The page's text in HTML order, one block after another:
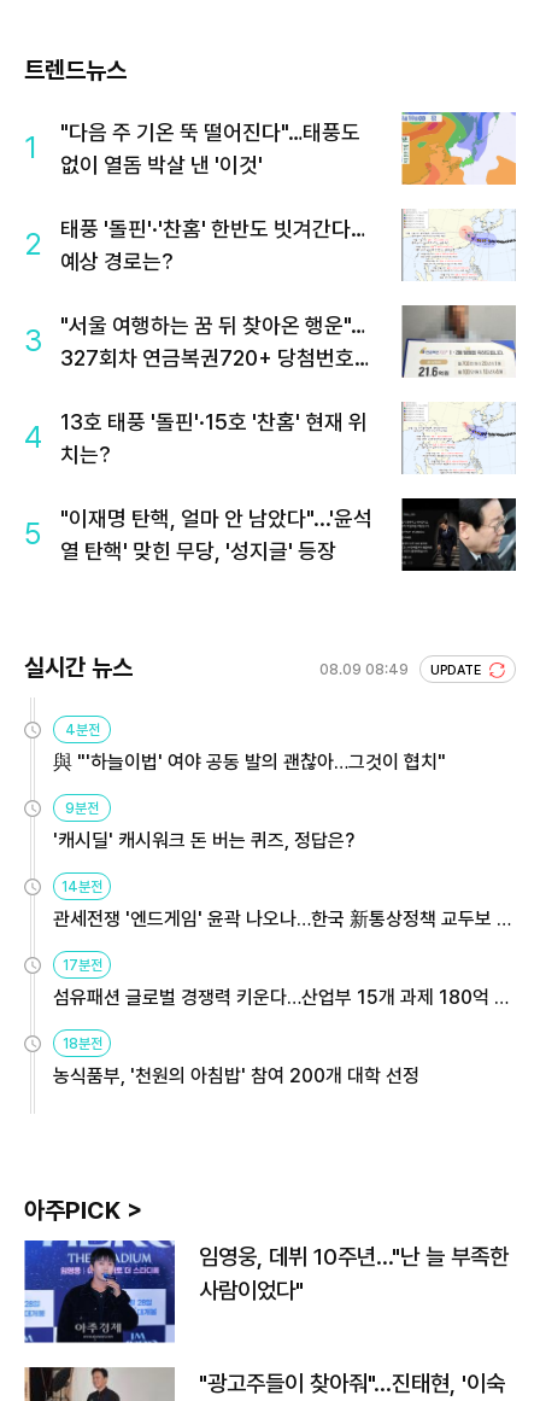
트렌드뉴스
1
"다음 주 기온 뚝 떨어진다"…태풍도
없이 열돔 박살 낸 '이것'
2
태풍 '돌핀'·'찬홈' 한반도 빗겨간다…
예상 경로는?
3
"서울 여행하는 꿈 뒤 찾아온 행운"…
327회차 연금복권720+ 당첨번호조
4
13호 태풍 '돌핀'·15호 '찬홈' 현재 위
치는?
5
"이재명 탄핵, 얼마 안 남았다"...'윤석
열 탄핵' 맞힌 무당, '성지글' 등장
실시간 뉴스 08.09 08:49 UPDATE
4분전
與 "'하늘이법' 여야 공동 발의 괜찮아…그것이 협치"
9분전
'캐시딜' 캐시워크 돈 버는 퀴즈, 정답은?
14분전
관세전쟁 '엔드게임' 윤곽 나오나…한국 新통상정책 교두보 활
17분전
섬유패션 글로벌 경쟁력 키운다…산업부 15개 과제 180억 지
18분전
농식품부, '천원의 아침밥' 참여 200개 대학 선정
아주PICK >
임영웅, 데뷔 10주년…"난 늘 부족한
사람이었다"
"광고주들이 찾아줘"…진태현, '이숙